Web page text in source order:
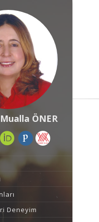
ÖNER
Deneyim